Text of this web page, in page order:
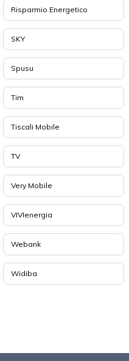
Risparmio Energetico
SKY
Spusu
Tim
Tiscali Mobile
TV
Very Mobile
VIVIenergia
Webank
Widiba